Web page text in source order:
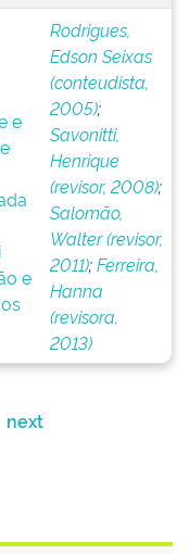
e
e
Rodrigues,
Edson Seixas
(conteudista,
2005);
Savonitti,
Henrique
(revisor, 2008);
Salomão,
Walter (revisor,
2011);Ferreira,
Hanna
(revisora,
2013)
next